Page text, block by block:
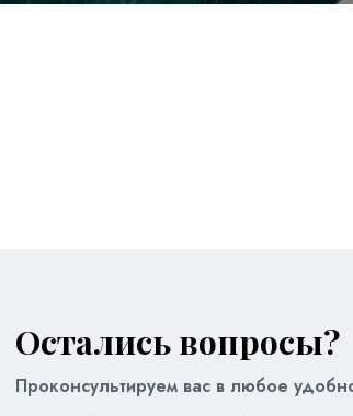
Остались вопросы?
Проконсультируем вас в любое